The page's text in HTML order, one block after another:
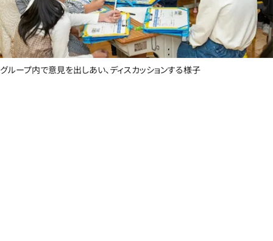
グループ内で意見を出しあい、ディスカッションする様子